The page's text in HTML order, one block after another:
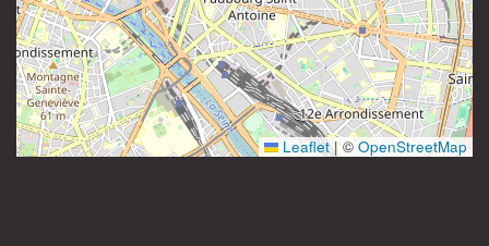
Leaflet |©OpenStreetMap
81 rue Saint-Maur
75011 Paris
France
Instagram